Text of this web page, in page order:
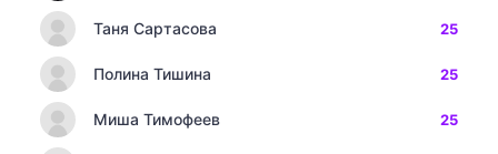
Таня Сартасова 25
Полина Тишина 25
Миша Тимофеев 25